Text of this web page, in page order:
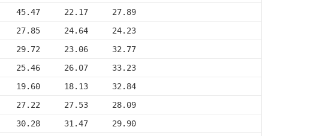
45.47     22.17     27.89
27.85     24.64     24.23
29.72     23.06     32.77
25.46     26.07     33.23
19.60     18.13     32.84
27.22     27.53     28.09
30.28     31.47     29.90